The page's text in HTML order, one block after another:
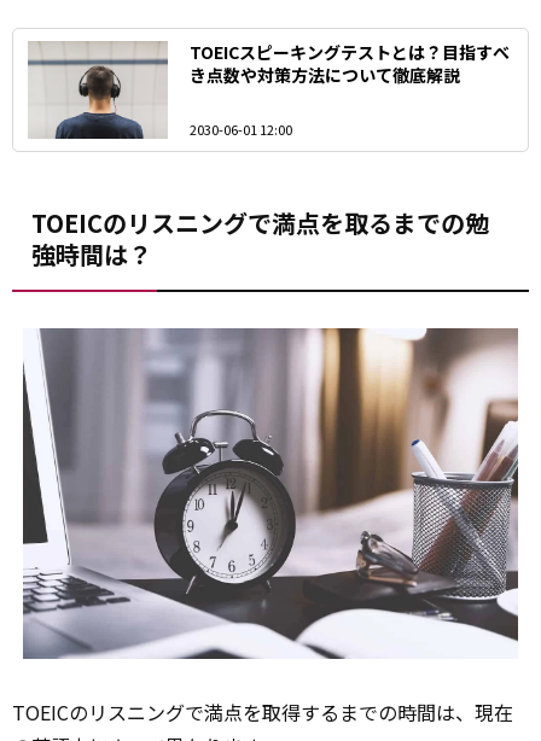
TOEICスピーキングテストとは？目指すべ
き点数や対策方法について徹底解説
2030-06-01 12:00
TOEICのリスニングで満点を取るまでの勉
強時間は？
TOEICのリスニングで満点を取得するまでの時間は、現在